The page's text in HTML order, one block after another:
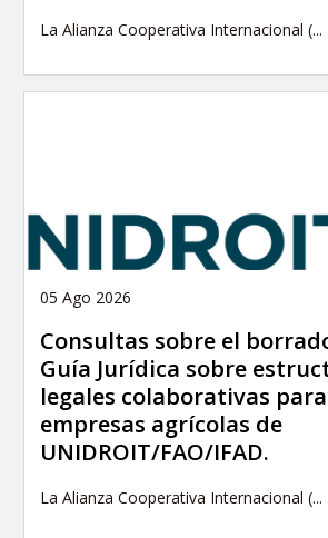
La Alianza Cooperativa Internacional (...
05 Ago 2026
Consultas sobre el
Guía Jurídica sobre
legales colaborativas
empresas agrícolas de
UNIDROIT/FAO/IFAD.
La Alianza Cooperativa Internacional (...